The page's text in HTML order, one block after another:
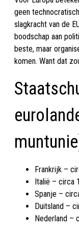
geen
slagkracht van de
boodschap aan
beste, maar
komen. Want dat
Frankrijk –
Italië – circa
Spanje –
Duitsland –
Nederland –